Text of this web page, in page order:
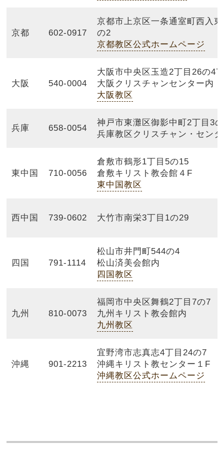
京都 602-0917
京都市上京区一条通室町西入
の2
京都教区公式ホームページ
大阪 540-0004
大阪市中央区玉造2丁目26の47
大阪クリスチャンセンター
大阪教区
兵庫 658-0054
神戸市東灘区御影中町2丁目3
兵庫教区クリスチャン・セン
東中国 710-0056
倉敷市鶴形1丁目5の15
倉敷キリスト教会館４F
東中国教区
西中国 739-0602 大竹市南栄3丁目1の29
四国 791-1114
松山市井門町544の4
松山済美会館内
四国教区
九州 810-0073
福岡市中央区舞鶴2丁目7の7
九州キリスト教会館内
九州教区
沖縄 901-2213
宜野湾市志真志4丁目24の7
沖縄キリスト教センター１F
沖縄教区公式ホームページ